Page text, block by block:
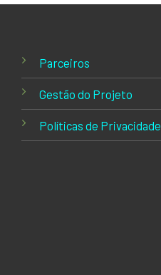
Parceiros
Gestão do Projeto
Políticas de Privacidade